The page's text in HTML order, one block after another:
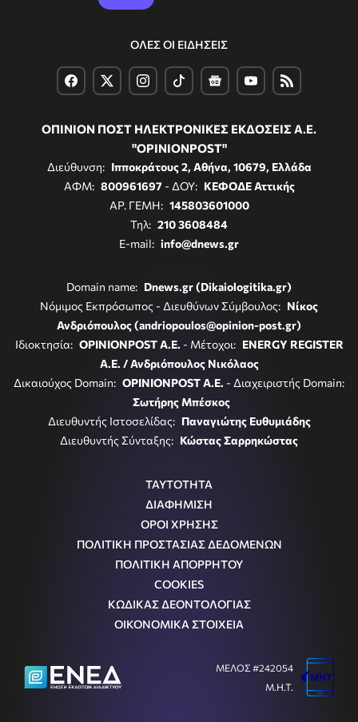
ΟΛΕΣ ΟΙ ΕΙΔΗΣΕΙΣ
ΟΠΙΝΙΟΝ ΠΟΣΤ ΗΛΕΚΤΡΟΝΙΚΕΣ ΕΚΔΟΣΕΙΣ Α.Ε.
"OPINIONPOST"
Διεύθυνση: Ιπποκράτους 2, Αθήνα, 10679, Ελλάδα
ΑΦΜ: 800961697- ΔΟΥ: ΚΕΦΟΔΕ Αττικής
ΑΡ. ΓΕΜΗ: 145803601000
Τηλ: 210 3608484
E-mail: info@dnews.gr
Domain name: Dnews.gr (Dikaiologitika.gr)
Νόμιμος Εκπρόσωπος - Διευθύνων Σύμβουλος: Νίκος
Ανδριόπουλος (andriopoulos@opinion-post.gr)
Ιδιοκτησία: OPINIONPOST A.E. - Μέτοχοι: ENERGY REGISTER
Α.Ε. / Ανδριόπουλος Νικόλαος
Δικαιούχος Domain: OPINIONPOST A.E. - Διαχειριστής Domain:
Σωτήρης Μπέσκος
Διευθυντής Ιστοσελίδας: Παναγιώτης Ευθυμιάδης
Διευθυντής Σύνταξης: Κώστας Σαρρηκώστας
ΤΑΥΤΟΤΗΤΑ
ΔΙΑΦΗΜΙΣΗ
ΟΡΟΙ ΧΡΗΣΗΣ
ΠΟΛΙΤΙΚΗ ΠΡΟΣΤΑΣΙΑΣ ΔΕΔΟΜΕΝΩΝ
ΠΟΛΙΤΙΚΗ ΑΠΟΡΡΗΤΟΥ
COOKIES
ΚΩΔΙΚΑΣ ΔΕΟΝΤΟΛΟΓΙΑΣ
ΟΙΚΟΝΟΜΙΚΑ ΣΤΟΙΧΕΙΑ
ΜΕΛΟΣ #242054
Μ.Η.Τ.